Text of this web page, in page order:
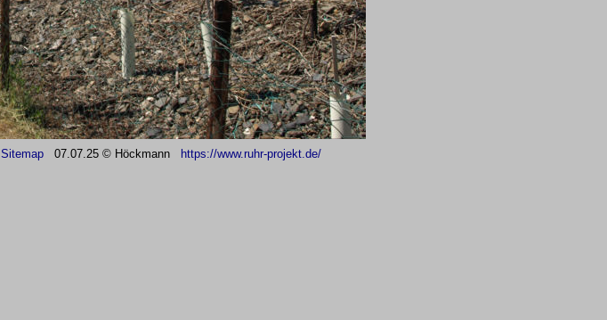
Sitemap 07.07.25 © Höckmann https://www.ruhr-projekt.de/